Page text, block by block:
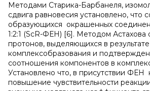
Методами Старика-Барбанеля,
сдвига равновесия установлено, что
образующихся окрашенных
1:2:1 (ScR-ФЕН) [6]. Методом Астахова
протонов, выделяющихся в результате
комплексобразования и
соотношения компонентов в
Установлено что, в присутствии ФЕН
повышение чувствительности